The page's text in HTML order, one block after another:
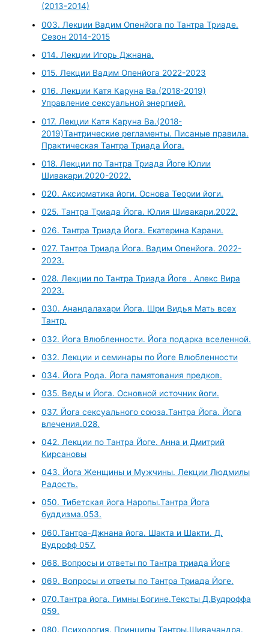
(2013-2014)
003. Лекции Вадим Опенйога по Тантра Триаде.
Сезон 2014-2015
014. Лекции Игорь Джнана.
015. Лекции Вадим Опенйога 2022-2023
016. Лекции Катя Каруна Ва.(2018-2019)
Управление сексуальной энергией.
017. Лекции Катя Каруна Ва.(2018-
2019)Тантрические регламенты. Писаные правила.
Практическая Тантра Триада Йога.
018. Лекции по Тантра Триада Йоге Юлии
Шивакари.2020-2022.
020. Аксиоматика йоги. Основа Теории йоги.
025. Тантра Триада Йога. Юлия Шивакари.2022.
026. Тантра Триада Йога. Екатерина Карани.
027. Тантра Триада Йога. Вадим Опенйога. 2022-
2023.
028. Лекции по Тантра Триада Йоге . Алекс Вира
2023.
030. Анандалахари Йога. Шри Видья Мать всех
Тантр.
032. Йога Влюбленности. Йога подарка вселенной.
032. Лекции и семинары по Йоге Влюбленности
034. Йога Рода. Йога памятования предков.
035. Веды и Йога. Основной источник йоги.
037. Йога сексуального союза.Тантра Йога. Йога
влечения.028.
042. Лекции по Тантра Йоге. Анна и Дмитрий
Кирсановы
043. Йога Женщины и Мужчины. Лекции Людмилы
Радость.
050. Тибетская йога Наропы.Тантра Йога
буддизма.053.
060.Тантра-Джнана йога. Шакта и Шакти. Д.
Вудрофф 057.
068. Вопросы и ответы по Тантра триада Йоге
069. Вопросы и ответы по Тантра Триада Йоге.
070.Тантра йога. Гимны Богине.Тексты Д.Вудроффа
059.
080. Психология. Принципы Тантры.Шивачандра.